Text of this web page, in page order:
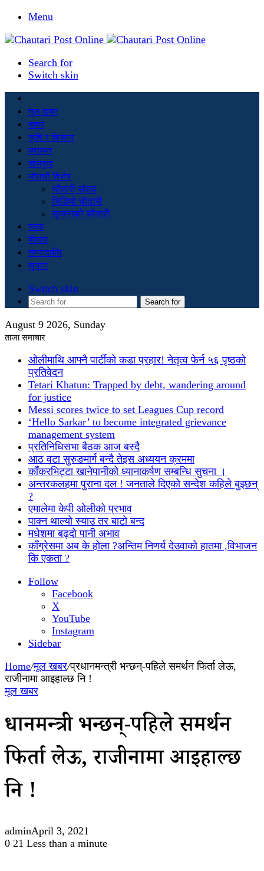
Menu
Search for
Switch skin
मूल खबर
खबर
कृषि र किसान
स्वास्थ्य
खेलकुद
चौतारी विशेष
चौतारी संवाद
भिडियो चौतारी
सृजनाको चौतारी
कला
विचार
सम्पादकीय
सुचना
Switch skin
Search for
August 9 2026, Sunday
ताजा समाचार
ओलीमाथि आफ्नै पार्टीको कडा प्रहार! नेतृत्व फेर्न ५६ पृष्ठको
प्रतिवेदन
Tetari Khatun: Trapped by debt, wandering around
for justice
Messi scores twice to set Leagues Cup record
‘Hello Sarkar’ to become integrated grievance
management system
प्रतिनिधिसभा बैठक आज बस्दै
आठ वटा सुरुङमार्ग बन्दै तेइस अध्ययन क्रममा
काँकरभिट्टा खानेपानीको ध्यानाकर्षण सम्बन्धि सुचना ।
अन्तरकलहमा पुराना दल ! जनताले दिएको सन्देश कहिले बुझ्छन्
?
एमालेमा केपी ओलीको प्रभाव
पाक्न थाल्यो स्याउ तर बाटो बन्द
मधेशमा बढ्दो पानी अभाव
काँग्रेसमा अब के होला ?अन्तिम निणर्य देउवाको हातमा ,विभाजन
कि एकता ?
Follow
Facebook
X
YouTube
Instagram
Sidebar
Home/मूल खबर/प्रधानमन्त्री भन्छन्-पहिले समर्थन फिर्ता लेऊ,
राजीनामा आइहाल्छ नि !
मूल खबर
प्रधानमन्त्री भन्छन्-पहिले समर्थन
फिर्ता लेऊ, राजीनामा आइहाल्छ
नि !
adminApril 3, 2021
0 21 Less than a minute